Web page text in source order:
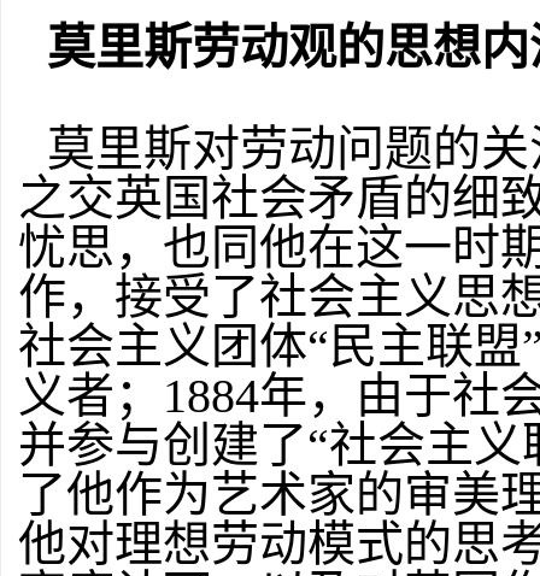
莫里斯劳动观的思想
莫里斯对劳动问题的
之交英国社会矛盾的细
忧思，也同他在这一时
作，接受了社会主义思
社会主义团体“民主联
义者；1884年，由于社
并参与创建了“社会主
了他作为艺术家的审美
他对理想劳动模式的思